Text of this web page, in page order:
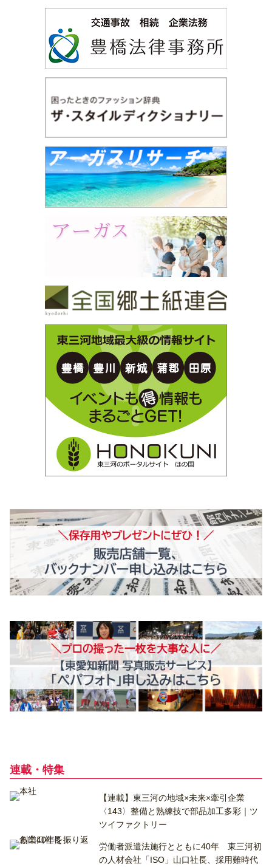
連載・特集
【連載】東三河の地域×未来×牽引企業
〈143〉整備と熟練技で部品加工多彩｜ツ
ツイファクトリー
労働者派遣法施行とともに40年 東三河初
の人材会社「ISO」山口社長、採用難時代